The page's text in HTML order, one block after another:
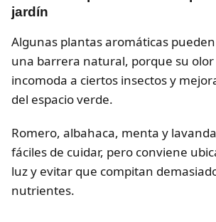
jardín
Algunas plantas aromáticas
una barrera natural, porque su
incomoda a ciertos insectos y
del espacio verde.
Romero, albahaca, menta y
fáciles de cuidar, pero conviene
luz y evitar que compitan
nutrientes.